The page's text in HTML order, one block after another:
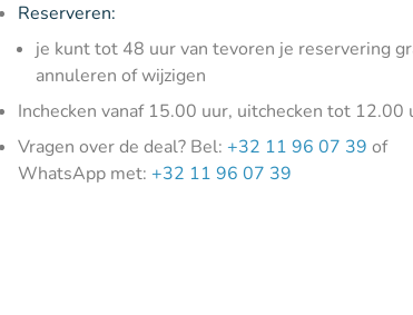
Reserveren:
je kunt tot 48 uur van tevoren je reservering
annuleren of wijzigen
Inchecken vanaf 15.00 uur, uitchecken tot 12.00
Vragen over de deal? Bel:+32 11 96 07 39 of
WhatsApp met:+32 11 96 07 39